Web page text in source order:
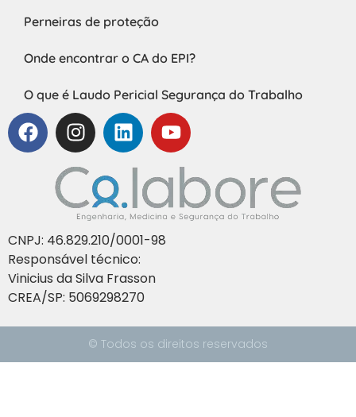
Perneiras de proteção
Onde encontrar o CA do EPI?
O que é Laudo Pericial Segurança do Trabalho
CNPJ: 46.829.210/0001-98
Responsável técnico:
Vinicius da Silva Frasson
CREA/SP: 5069298270
© Todos os direitos reservados